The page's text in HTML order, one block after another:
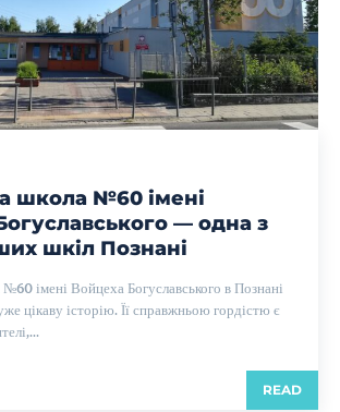
школа №60 імені
— одна з
шкіл Познані
імені Войцеха Богуславського в Познані
цікаву історію. Її справжньою гордістю є
READ